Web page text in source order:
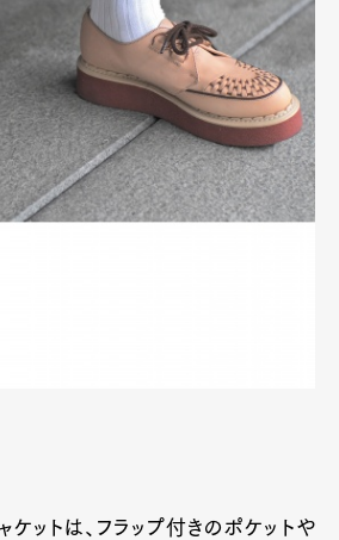
ケットは、フラップ付きのポケットや